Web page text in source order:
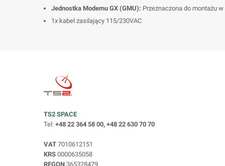
Jednostka Modemu GX (GMU): Przeznaczona do montażu
1x kabel zasilający 115/230VAC
TS2 SPACE
Tel: +48 22 364 58 00, +48 22 630 70 70
VAT 7010612151
KRS 0000635058
REGON 365328479